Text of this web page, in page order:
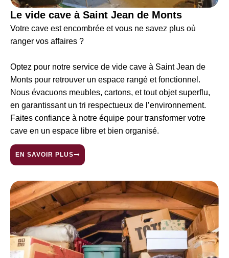
Le vide cave à Saint Jean de Monts
Votre cave est encombrée et vous ne savez plus où
ranger vos affaires ?
Optez pour notre service de vide cave à Saint Jean de
Monts pour retrouver un espace rangé et fonctionnel.
Nous évacuons meubles, cartons, et tout objet superflu,
en garantissant un tri respectueux de l’environnement.
Faites confiance à notre équipe pour transformer votre
cave en un espace libre et bien organisé.
EN SAVOIR PLUS